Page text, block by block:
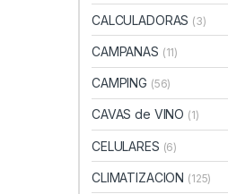
CALCULADORAS (3)
CAMPANAS (11)
CAMPING (56)
CAVAS de VINO (1)
CELULARES (6)
CLIMATIZACION (125)